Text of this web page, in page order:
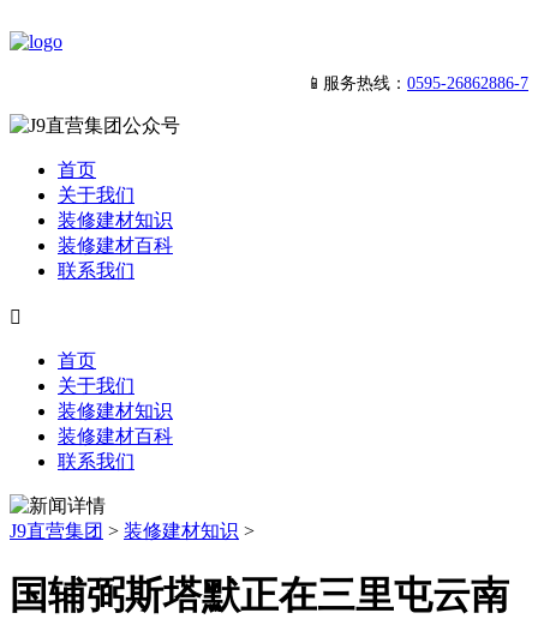
📱服务热线： 0595-26862886-7
首页
关于我们
装修建材知识
装修建材百科
联系我们

首页
关于我们
装修建材知识
装修建材百科
联系我们
J9直营集团 > 装修建材知识 >
国辅弼斯塔默正在三里屯云南